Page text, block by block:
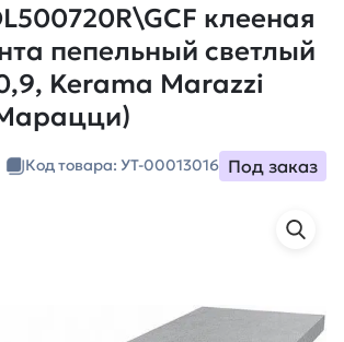
клееная
пепельный светлый
Kerama Marazzi
Код товара: УТ-00013016 Под заказ